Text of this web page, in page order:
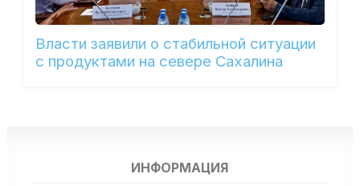
Власти заявили о стабильной ситуации
с продуктами на севере Сахалина
ИНФОРМАЦИЯ